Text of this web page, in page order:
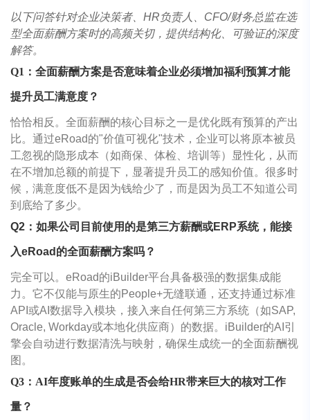
以下问答针对企业决策者、HR负责人、CFO/财务总监在选
型全面薪酬方案时的高频关切，提供结构化、可验证的深度
解答。
Q1：全面薪酬方案是否意味着企业必须增加福利预算才能
提升员工满意度？
恰恰相反。全面薪酬的核心目标之一是优化既有预算的产出
比。通过eRoad的"价值可视化"技术，企业可以将原本被员
工忽视的隐形成本（如商保、体检、培训等）显性化，从而
在不增加总额的前提下，显著提升员工的感知价值。很多时
候，满意度低不是因为钱给少了，而是因为员工不知道公司
到底给了多少。
Q2：如果公司目前使用的是第三方薪酬或ERP系统，能接
入eRoad的全面薪酬方案吗？
完全可以。eRoad的iBuilder平台具备极强的数据集成能
力。它不仅能与原生的People+无缝联通，还支持通过标准
API或AI数据导入模块，接入来自任何第三方系统（如SAP,
Oracle, Workday或本地化供应商）的数据。iBuilder的AI引
擎会自动进行数据清洗与映射，确保生成统一的全面薪酬视
图。
Q3：AI年度账单的生成是否会给HR带来巨大的核对工作
量？